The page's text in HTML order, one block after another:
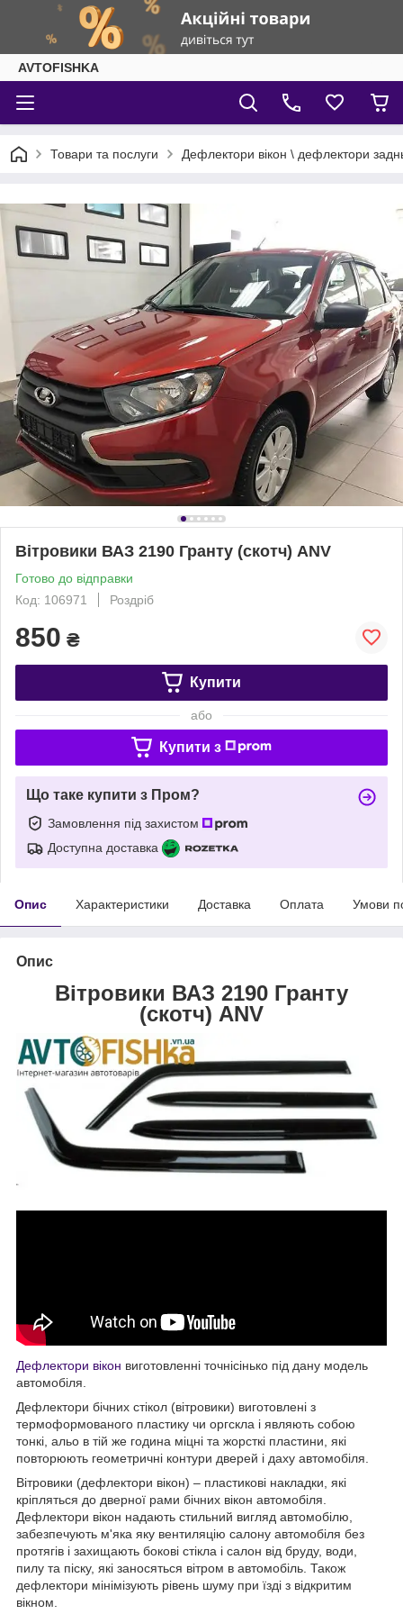
AVTOFISHKA
Товари та послуги Дефлектори вікон \ дефлектори
Вітровики ВАЗ 2190 Гранту (скотч) ANV
Готово до відправки
Код: 106971
Роздріб
850 ₴
Купити
або
Купити з
Що таке купити з Пром?
Замовлення під захистом
Доступна доставка
Опис Характеристики Доставка Оплата Умови
Опис
Вітровики ВАЗ 2190 Гранту
(скотч) ANV
Дефлектори вікон виготовленні точнісінько під дану модель
автомобіля.
Дефлектори бічних стікол (вітровики) виготовлені з
термоформованого пластику чи оргскла і являють собою
тонкі, альо в тій же година міцні та жорсткі пластини, які
повторюють геометричні контури дверей і даху автомобіля.
Вітровики (дефлектори вікон) – пластикові накладки, які
кріпляться до дверної рами бічних вікон автомобіля.
Дефлектори вікон надають стильний вигляд автомобілю,
забезпечують м'яка яку вентиляцію салону автомобіля без
протягів і захищають бокові стікла і салон від бруду, води,
пилу та піску, які заносяться вітром в автомобіль. Також
дефлектори мінімізують рівень шуму при їзді з відкритим
вікном.